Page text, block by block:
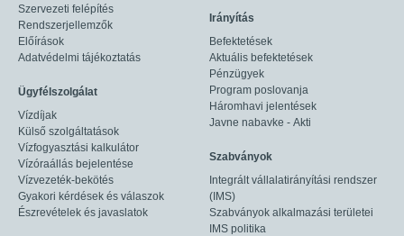
Szervezeti felépítés
Rendszerjellemzők
Előírások
Adatvédelmi tájékoztatás
Ügyfélszolgálat
Vízdíjak
Külső szolgáltatások
Vízfogyasztási kalkulátor
Vízóraállás bejelentése
Vízvezeték-bekötés
Gyakori kérdések és válaszok
Észrevételek és javaslatok
Irányítás
Befektetések
Aktuális befektetések
Pénzügyek
Program poslovanja
Háromhavi jelentések
Javne nabavke - Akti
Szabványok
Integrált vállalatirányítási rendszer
(IMS)
Szabványok alkalmazási területei
IMS politika